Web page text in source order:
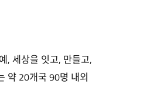
, 세상을 잇고, 만들고,
약 20개국 90명 내외